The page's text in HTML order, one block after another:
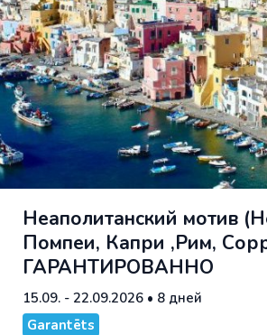
Неаполитанский мотив
Помпеи, Капри ,Рим,
ГАРАНТИРОВАННО
15.09. - 22.09.2026 • 8 дней
Garantēts